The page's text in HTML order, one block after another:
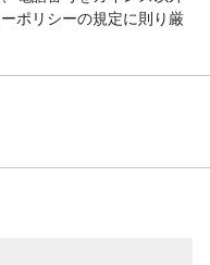
ポリシーの規定に則り厳